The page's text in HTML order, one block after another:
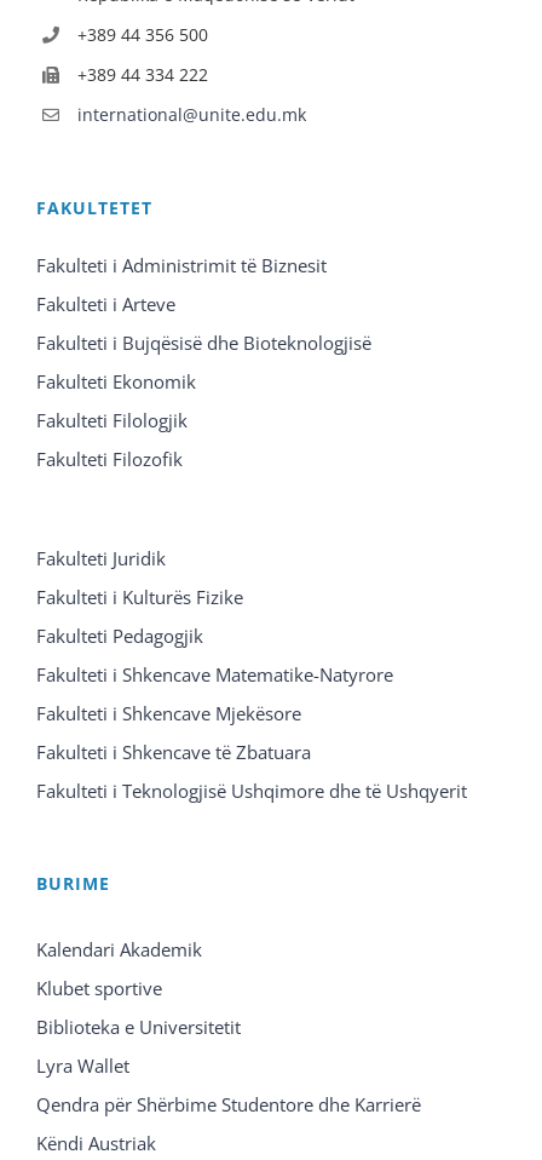
+389 44 356 500
+389 44 334 222
international@unite.edu.mk
FAKULTETET
Fakulteti i Administrimit të Biznesit
Fakulteti i Arteve
Fakulteti i Bujqësisë dhe Bioteknologjisë
Fakulteti Ekonomik
Fakulteti Filologjik
Fakulteti Filozofik
Fakulteti Juridik
Fakulteti i Kulturës Fizike
Fakulteti Pedagogjik
Fakulteti i Shkencave Matematike-Natyrore
Fakulteti i Shkencave Mjekësore
Fakulteti i Shkencave të Zbatuara
Fakulteti i Teknologjisë Ushqimore dhe të Ushqyerit
BURIME
Kalendari Akademik
Klubet sportive
Biblioteka e Universitetit
Lyra Wallet
Qendra për Shërbime Studentore dhe Karrierë
Këndi Austriak